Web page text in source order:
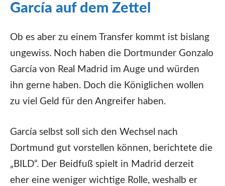
García auf dem Zettel
Ob es aber zu einem Transfer kommt ist bislang
ungewiss. Noch haben die Dortmunder Gonzalo
García von Real Madrid im Auge und würden
ihn gerne haben. Doch die Königlichen wollen
zu viel Geld für den Angreifer haben.
García selbst soll sich den Wechsel nach
Dortmund gut vorstellen können, berichtete die
„BILD“. Der Beidfuß spielt in Madrid derzeit
eher eine weniger wichtige Rolle, weshalb er